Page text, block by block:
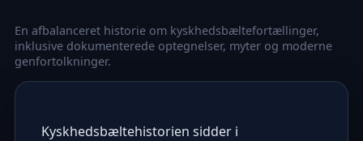
En afbalanceret historie om kyskhedsbæltefortællinger,
inklusive dokumenterede optegnelser, myter og moderne
genfortolkninger.
Kyskhedsbæltehistorien sidder i